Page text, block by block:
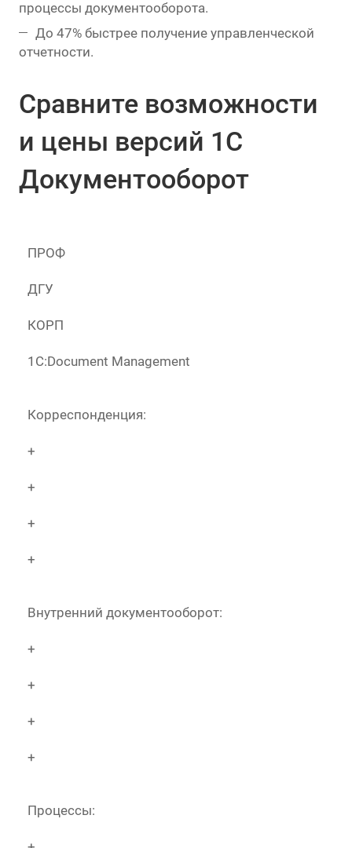
процессы документооборота.
До 47% быстрее получение управленческой
отчетности.
Сравните возможности
и цены версий 1С
Документооборот
ПРОФ
ДГУ
КОРП
1С:Document Management
Корреспонденция:
+
+
+
+
Внутренний документооборот:
+
+
+
+
Процессы: